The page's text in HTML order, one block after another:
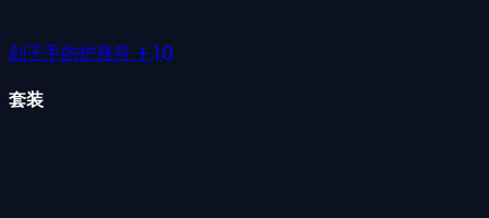
刽子手的护身符 +10
套装